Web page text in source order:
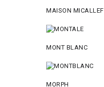
MAISON MICALLEF
MONT BLANC
MORPH